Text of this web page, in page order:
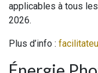
applicables à tous
2026.
Plus d’info :